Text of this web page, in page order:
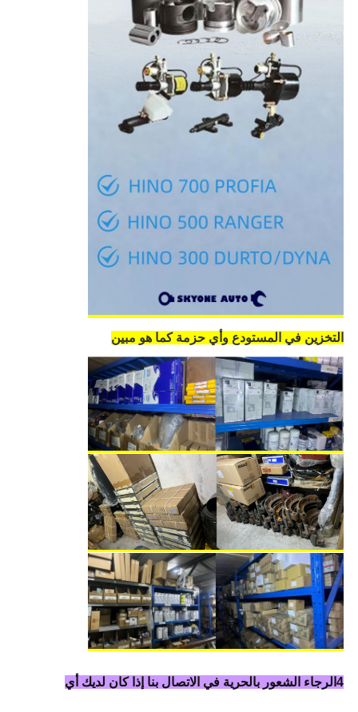
التخزين في المستودع وأي حزمة كما هو مبين
4الرجاء الشعور بالحرية في الاتصال بنا إذا كان لديك أي